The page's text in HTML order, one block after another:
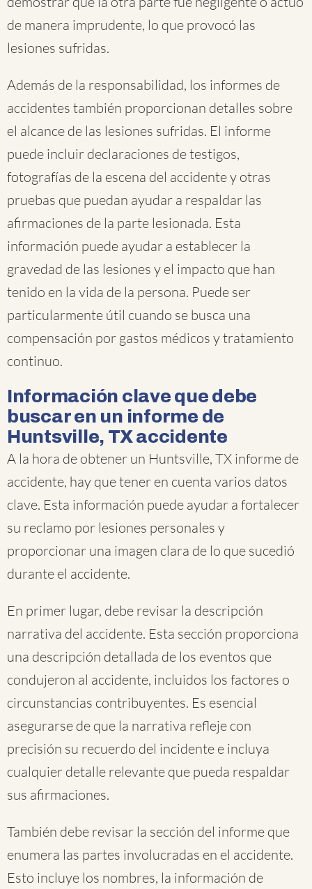
de manera imprudente, lo que provocó las
lesiones sufridas.
Además de la responsabilidad, los informes de
accidentes también proporcionan detalles sobre
el alcance de las lesiones sufridas. El informe
puede incluir declaraciones de testigos,
fotografías de la escena del accidente y otras
pruebas que puedan ayudar a respaldar las
afirmaciones de la parte lesionada. Esta
información puede ayudar a establecer la
gravedad de las lesiones y el impacto que han
tenido en la vida de la persona. Puede ser
particularmente útil cuando se busca una
compensación por gastos médicos y tratamiento
continuo.
Información clave que debe
buscar en un informe de
Huntsville, TX accidente
A la hora de obtener un Huntsville, TX informe de
accidente, hay que tener en cuenta varios datos
clave. Esta información puede ayudar a fortalecer
su reclamo por lesiones personales y
proporcionar una imagen clara de lo que sucedió
durante el accidente.
En primer lugar, debe revisar la descripción
narrativa del accidente. Esta sección proporciona
una descripción detallada de los eventos que
condujeron al accidente, incluidos los factores o
circunstancias contribuyentes. Es esencial
asegurarse de que la narrativa refleje con
precisión su recuerdo del incidente e incluya
cualquier detalle relevante que pueda respaldar
sus afirmaciones.
También debe revisar la sección del informe que
enumera las partes involucradas en el accidente.
Esto incluye los nombres, la información de